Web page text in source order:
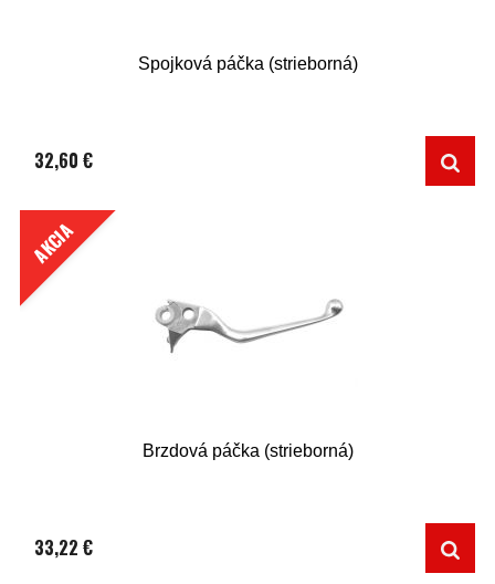
Spojková páčka (strieborná)
32,60 €
AKCIA
Brzdová páčka (strieborná)
33,22 €